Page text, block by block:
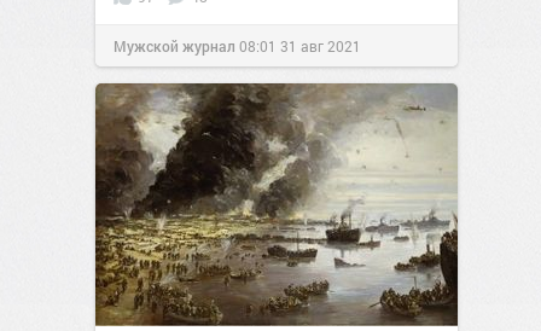
Мужской журнал 08:01 31 авг 2021